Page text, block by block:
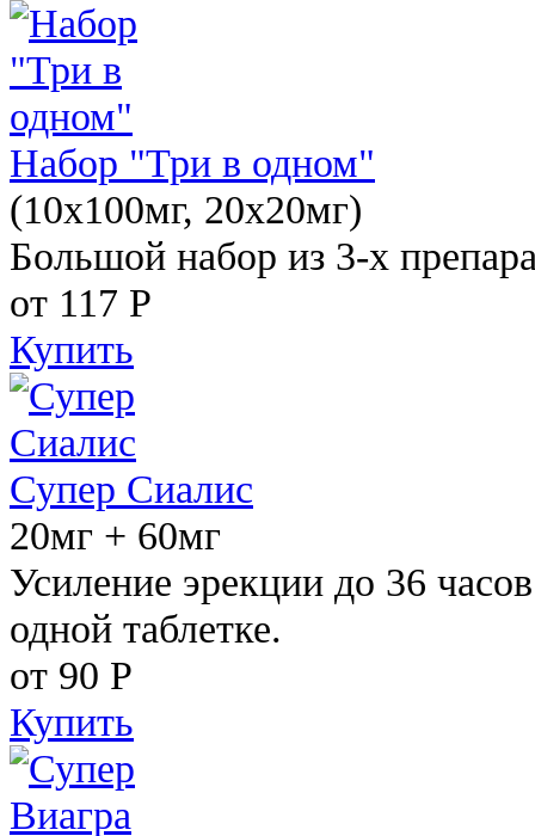
Набор "Три в одном"
(10x100мг, 20x20мг)
Большой набор из 3-х
от 117 Р
Купить
Супер Сиалис
20мг + 60мг
Усиление эрекции до 36
одной таблетке.
от 90 Р
Купить